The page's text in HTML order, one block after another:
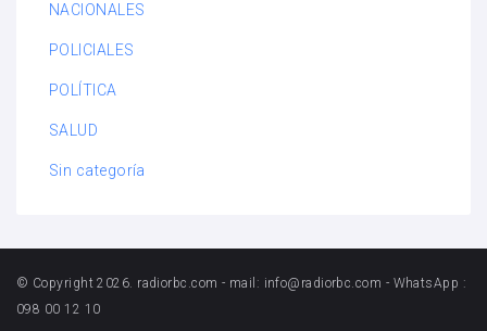
NACIONALES
POLICIALES
POLÍTICA
SALUD
Sin categoría
© Copyright 2026. radiorbc.com - mail: info@radiorbc.com - WhatsApp :
098 00 12 10